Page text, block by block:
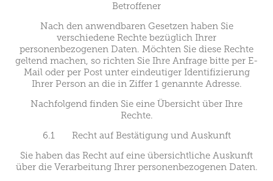
Betroffener
Nach den anwendbaren Gesetzen haben Sie
verschiedene Rechte bezüglich Ihrer
personenbezogenen Daten. Möchten Sie diese Rechte
geltend machen, so richten Sie Ihre Anfrage bitte per E-
Mail oder per Post unter eindeutiger Identifizierung
Ihrer Person an die in Ziffer 1 genannte Adresse.
Nachfolgend finden Sie eine Übersicht über Ihre
Rechte.
6.1 Recht auf Bestätigung und Auskunft
Sie haben das Recht auf eine übersichtliche Auskunft
über die Verarbeitung Ihrer personenbezogenen Daten.